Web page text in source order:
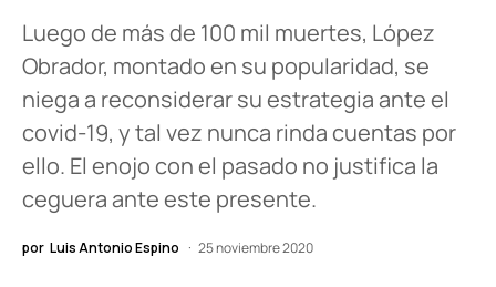
Luego de más de 100 mil muertes, López
Obrador, montado en su popularidad, se
niega a reconsiderar su estrategia ante el
covid-19, y tal vez nunca rinda cuentas por
ello. El enojo con el pasado no justifica la
ceguera ante este presente.
por Luis Antonio Espino 25 noviembre 2020